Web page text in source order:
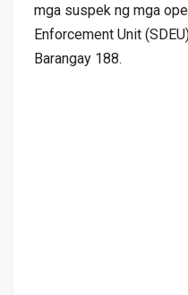
mga suspek ng mga
Enforcement Unit
Barangay 188.